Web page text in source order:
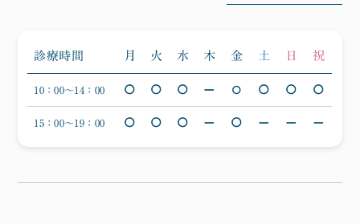
診療時間 月 火 水 木 金 土 日 祝
10：00〜14：00 ○ ○ ○ ― ○ ○ ○ ○
15：00〜19：00 ○ ○ ○ ― ○ ― ― ―